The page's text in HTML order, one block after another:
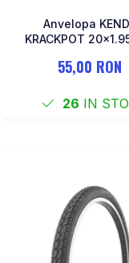
Anvelopa KENDA
KRACKPOT
55,00 RON
26 IN